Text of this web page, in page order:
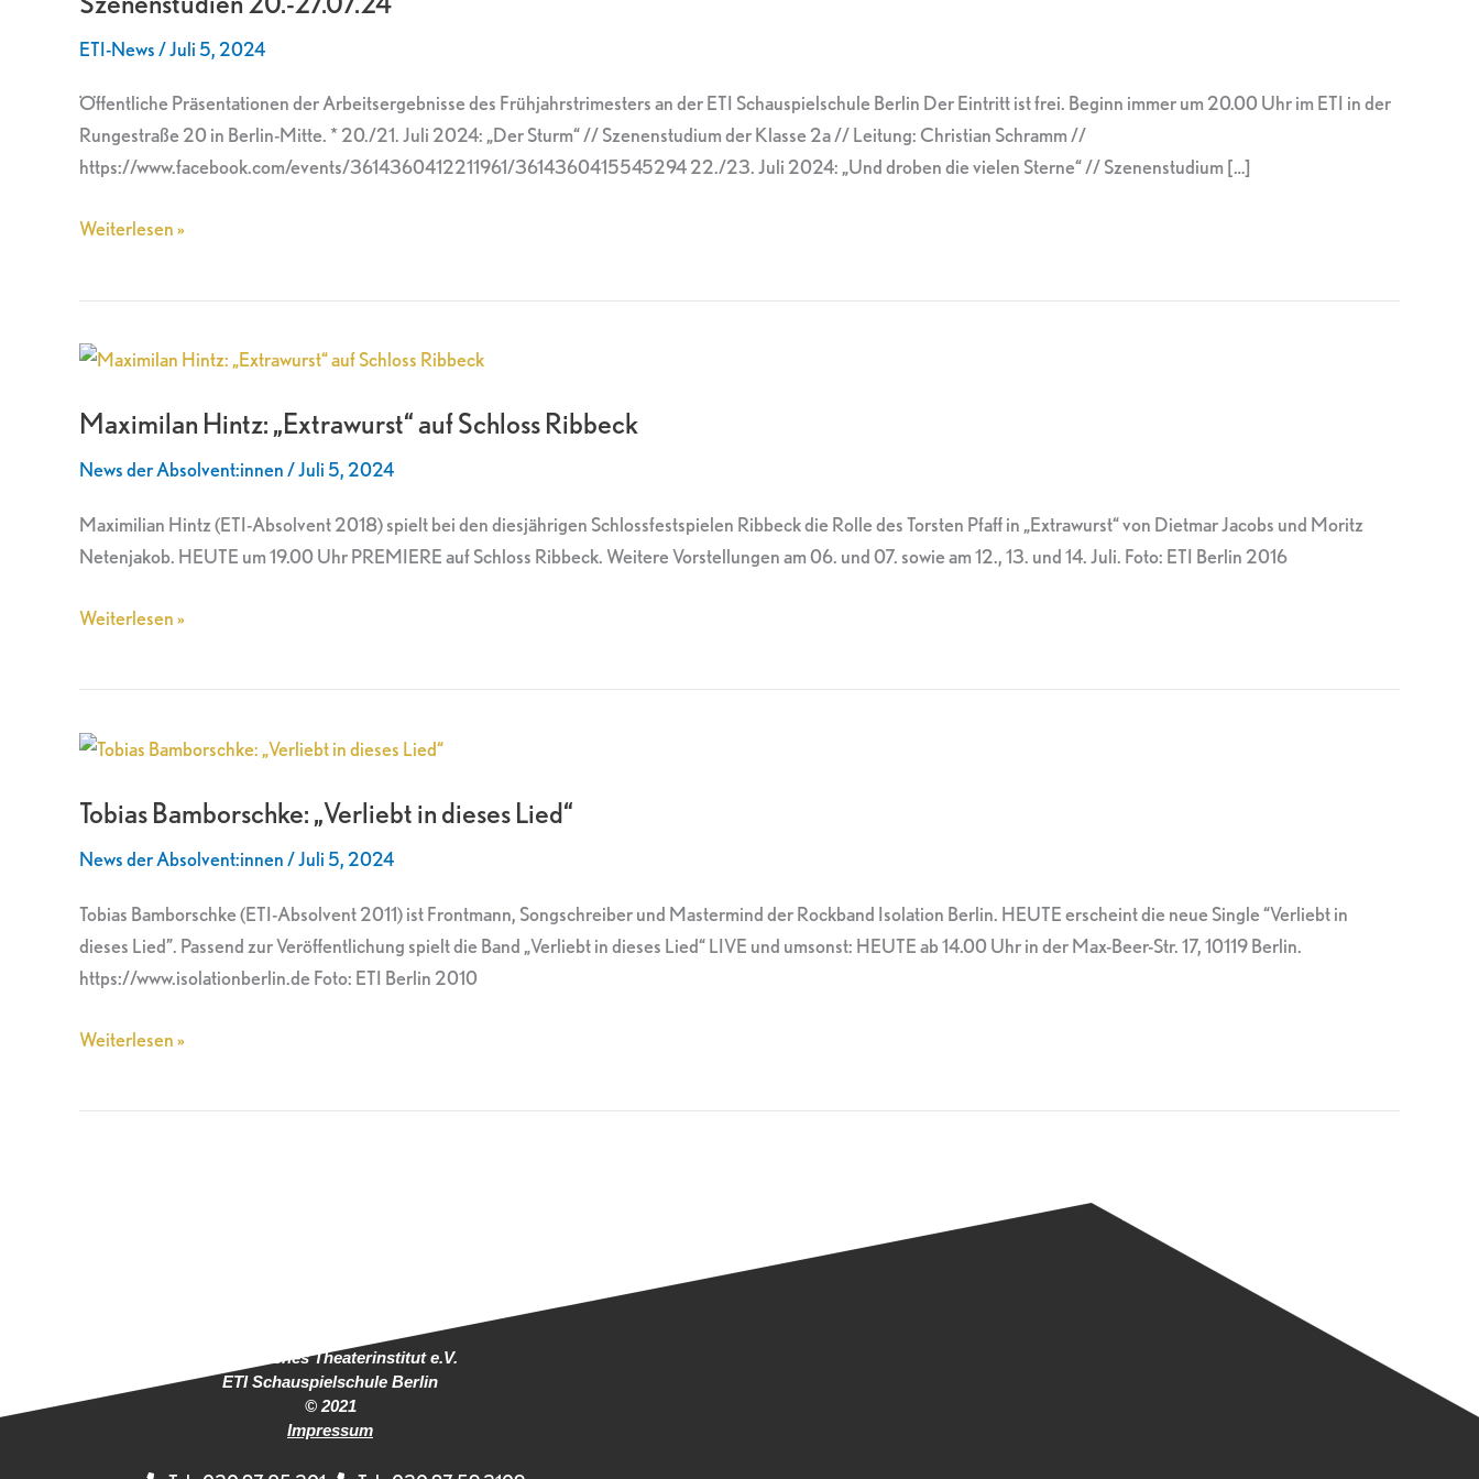
ETI-News/Juli 5, 2024
Öffentliche Präsentationen der Arbeitsergebnisse des Frühjahrstrimesters an der ETI Schauspielschule Berlin Der Eintritt ist frei. Beginn immer um 20.00 Uhr im ETI in der
Rungestraße 20 in Berlin-Mitte. * 20./21. Juli 2024: „Der Sturm“ // Szenenstudium der Klasse 2a // Leitung: Christian Schramm //
https://www.facebook.com/events/3614360412211961/3614360415545294 22./23. Juli 2024: „Und droben die vielen Sterne“ // Szenenstudium […]
Weiterlesen »
Maximilan Hintz: „Extrawurst“ auf Schloss Ribbeck
News der Absolvent:innen/Juli 5, 2024
Maximilian Hintz (ETI-Absolvent 2018) spielt bei den diesjährigen Schlossfestspielen Ribbeck die Rolle des Torsten Pfaff in „Extrawurst“ von Dietmar Jacobs und Moritz
Netenjakob. HEUTE um 19.00 Uhr PREMIERE auf Schloss Ribbeck. Weitere Vorstellungen am 06. und 07. sowie am 12., 13. und 14. Juli. Foto: ETI Berlin 2016
Maximilan
„Extrawurst“
Schloss
Ribbeck
Weiterlesen »
Tobias Bamborschke: „Verliebt in dieses Lied“
News der Absolvent:innen/Juli 5, 2024
Tobias Bamborschke (ETI-Absolvent 2011) ist Frontmann, Songschreiber und Mastermind der Rockband Isolation Berlin. HEUTE erscheint die neue Single “Verliebt in
dieses Lied”. Passend zur Veröffentlichung spielt die Band „Verliebt in dieses Lied“ LIVE und umsonst: HEUTE ab 14.00 Uhr in der Max-Beer-Str. 17, 10119 Berlin.
https://www.isolationberlin.de Foto: ETI Berlin 2010
Tobias
„Verliebt
dieses
Lied“
Weiterlesen »
Europäisches Theaterinstitut e.V.
ETI Schauspielschule Berlin
© 2021
Impressum